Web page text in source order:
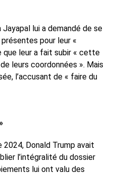
Jayapal lui a demandé de se
pour leur «
que leur a fait subir « cette
leurs coordonnées ». Mais
l’accusant de « faire du
2024, Donald Trump avait
l’intégralité du dossier
lui ont valu des